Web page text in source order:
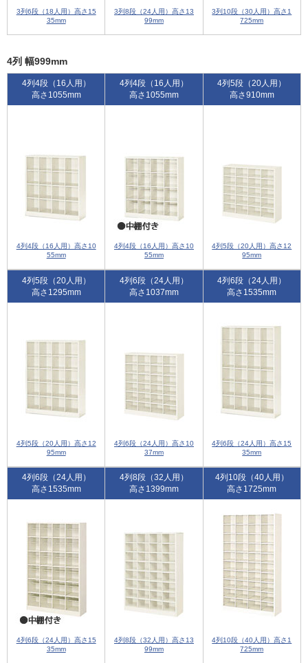
3列6段（18人用）高さ15
35mm
3列8段（24人用）高さ13
99mm
3列10段（30人用）高さ1
725mm
4列 幅999mm
4列4段（16人用）
高さ1055mm
4列4段（16人用）高さ10
55mm
4列4段（16人用）
高さ1055mm
4列4段（16人用）高さ10
55mm
4列5段（20人用）
高さ910mm
4列5段（20人用）高さ12
95mm
4列5段（20人用）
高さ1295mm
4列5段（20人用）高さ12
95mm
4列6段（24人用）
高さ1037mm
4列6段（24人用）高さ10
37mm
4列6段（24人用）
高さ1535mm
4列6段（24人用）高さ15
35mm
4列6段（24人用）
高さ1535mm
4列6段（24人用）高さ15
35mm
4列8段（32人用）
高さ1399mm
4列8段（32人用）高さ13
99mm
4列10段（40人用）
高さ1725mm
4列10段（40人用）高さ1
725mm